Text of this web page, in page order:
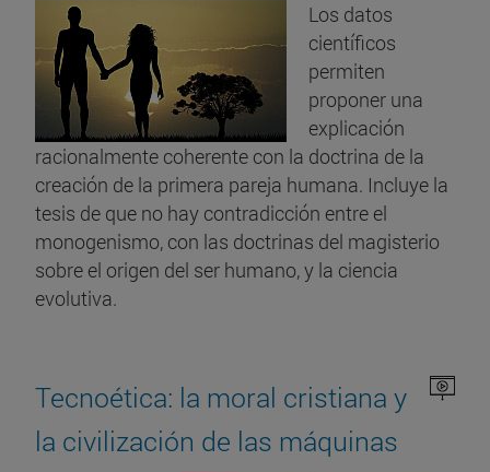
Los datos
científicos
permiten
proponer una
explicación
racionalmente coherente con la doctrina de la
creación de la primera pareja humana. Incluye la
tesis de que no hay contradicción entre el
monogenismo, con las doctrinas del magisterio
sobre el origen del ser humano, y la ciencia
evolutiva.
Tecnoética: la moral cristiana y
la civilización de las máquinas